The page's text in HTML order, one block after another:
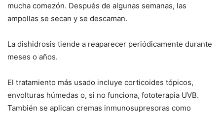
mucha comezón. Después de algunas semanas, las
ampollas se secan y se descaman.
La dishidrosis tiende a reaparecer periódicamente durante
meses o años.
El tratamiento más usado incluye corticoides tópicos,
envolturas húmedas o, si no funciona, fototerapia UVB.
También se aplican cremas inmunosupresoras como